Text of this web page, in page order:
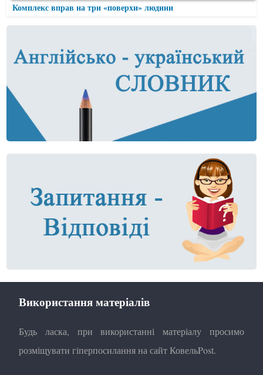
Комплекс вправ на три «поверхи» людини
Використання матеріалів
Будь ласка, при використанні матеріалу просимо
розміщувати гіперпосилання на сайт КовельPost.